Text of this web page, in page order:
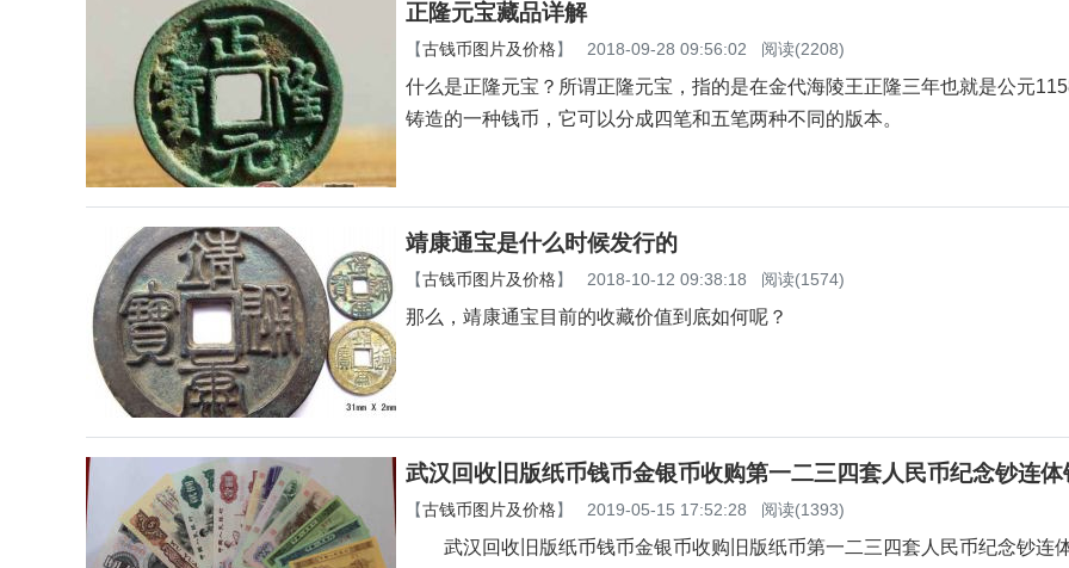
正隆元宝藏品详解
【古钱币图片及价格】 2018-09-28 09:56:02 阅读(2208)
什么是正隆元宝？所谓正隆元宝，指的是在金代海陵王正隆三年也就是公元
铸造的一种钱币，它可以分成四笔和五笔两种不同的版本。
靖康通宝是什么时候发行的
【古钱币图片及价格】 2018-10-12 09:38:18 阅读(1574)
那么，靖康通宝目前的收藏价值到底如何呢？
武汉回收旧版纸币钱币金银币收购第一二三四套人民币纪念钞连体
【古钱币图片及价格】 2019-05-15 17:52:28 阅读(1393)
武汉回收旧版纸币钱币金银币收购旧版纸币第一二三四套人民币纪念钞